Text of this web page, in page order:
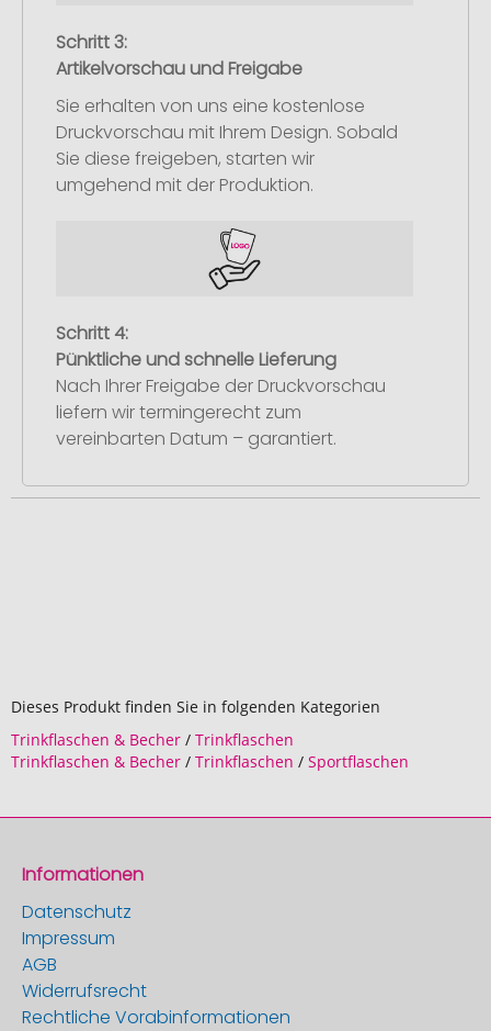
Schritt 3:
Artikelvorschau und Freigabe
Sie erhalten von uns eine kostenlose
Druckvorschau mit Ihrem Design. Sobald
Sie diese freigeben, starten wir
umgehend mit der Produktion.
Schritt 4:
Pünktliche und schnelle Lieferung
Nach Ihrer Freigabe der Druckvorschau
liefern wir termingerecht zum
vereinbarten Datum – garantiert.
Dieses Produkt finden Sie in folgenden Kategorien
Trinkflaschen & Becher / Trinkflaschen
Trinkflaschen & Becher / Trinkflaschen / Sportflaschen
Informationen
Datenschutz
Impressum
AGB
Widerrufsrecht
Rechtliche Vorabinformationen